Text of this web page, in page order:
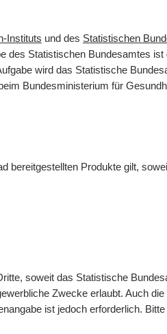
Instituts und des Statistischen
Statistischen Bundesamtes
wird das Statistische
Bundesministerium für
bereitgestellten Produkte gilt,
soweit das Statistische
Zwecke erlaubt. Auch
ist jedoch erforderlich.